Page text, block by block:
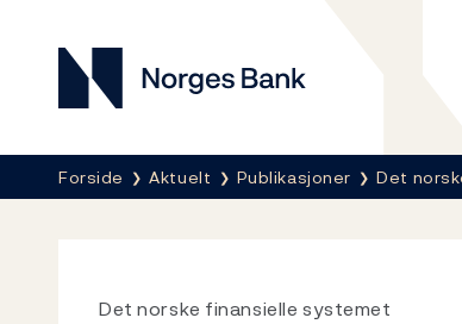
Norges Bank
Her er du nå:
Forside Aktuelt Publikasjoner Det
Det norske finansielle systemet